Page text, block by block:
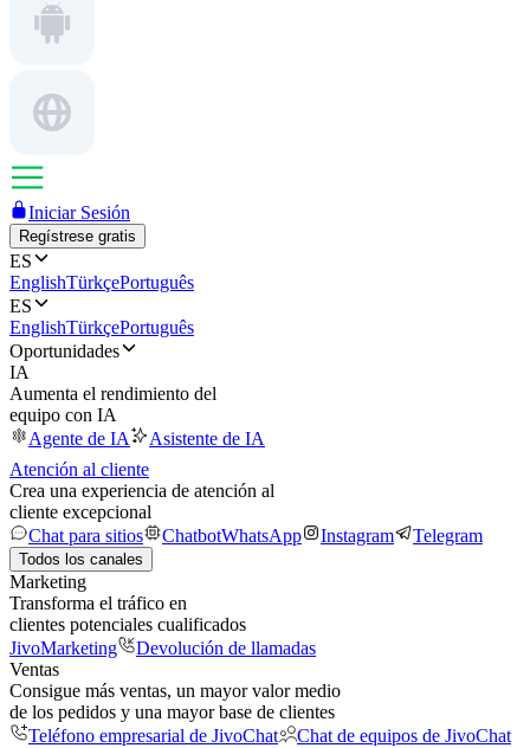
Iniciar Sesión
Regístrese gratis
ES
EnglishTürkçePortuguês
ES
EnglishTürkçePortuguês
Oportunidades
IA
Aumenta el rendimiento del
equipo con IA
Agente de IA
Asistente de IA
Atención al cliente
Crea una experiencia de atención al
cliente excepcional
Chat para sitios
ChatbotWhatsApp Instagram Telegram
Todos los canales
Marketing
Transforma el tráfico en
clientes potenciales cualificados
JivoMarketing
Devolución de llamadas
Ventas
Consigue más ventas, un mayor valor medio
de los pedidos y una mayor base de clientes
Teléfono empresarial de JivoChat
Chat de equipos de JivoChat